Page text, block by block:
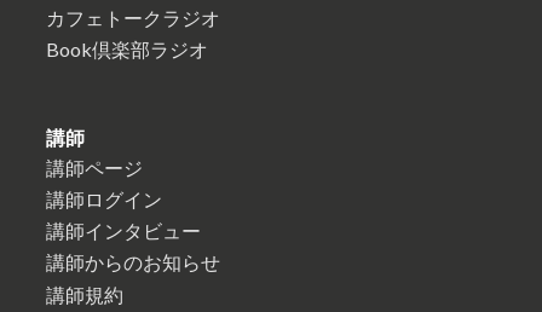
カフェトークラジオ
Book倶楽部ラジオ
講師
講師ページ
講師ログイン
講師インタビュー
講師からのお知らせ
講師規約